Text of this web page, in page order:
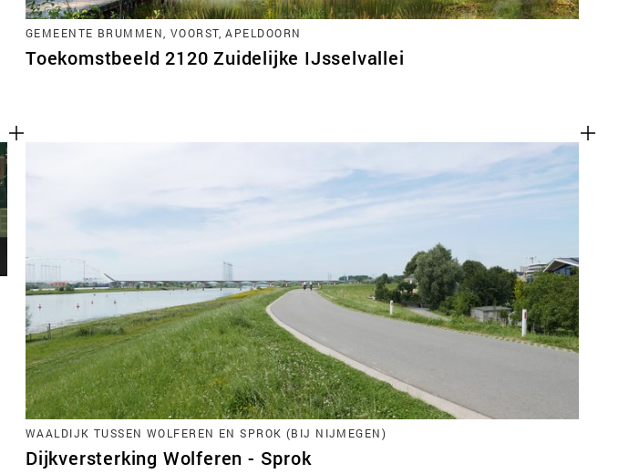
GEMEENTE BRUMMEN, VOORST, APELDOORN
Toekomstbeeld 2120 Zuidelijke IJsselvallei
WAALDIJK TUSSEN WOLFEREN EN SPROK (BIJ NIJMEGEN)
Dijkversterking Wolferen - Sprok